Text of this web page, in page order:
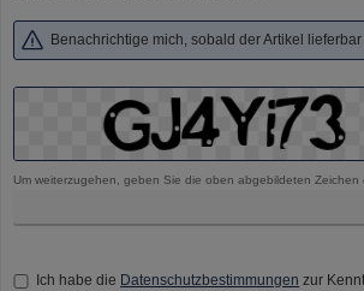
Benachrichtige mich, sobald der Artikel lieferbar
Um weiterzugehen, geben Sie die oben abgebildeten Zeichen
Ich habe die Datenschutzbestimmungen zur